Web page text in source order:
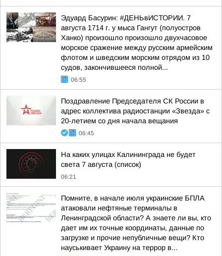
Эдуард Басурин: #ДЕНЬвИСТОРИИ. 7
августа 1714 г. у мыса Гангут (полуостров
Ханко) произошло произошло двухчасовое
морское сражение между русским армейским
флотом и шведским морским отрядом из 10
судов, закончившееся полной...
06:55
Поздравление Председателя СК России в
адрес коллектива радиостанции «Звезда» с
20-летием со дня начала вещания
06:45
На каких улицах Калининграда не будет
света 7 августа (список)
06:21
Помните, в начале июля украинские БПЛА
атаковали нефтяные терминалы в
Ленинградской области? А знаете ли вы, кто
дает им их точные координаты, данные по
загрузке и прочие непубличные вещи? Кто
науськивает Украину на террор в...